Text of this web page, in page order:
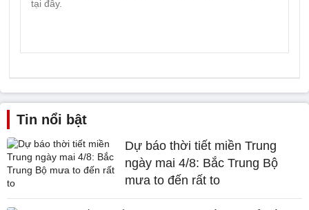
Tin nổi bật
Dự báo thời tiết miền Trung
ngày mai 4/8: Bắc Trung Bộ
mưa to đến rất to